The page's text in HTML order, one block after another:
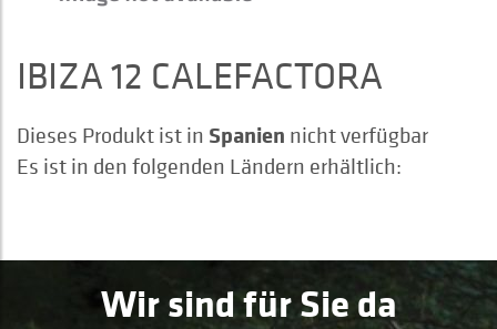
IBIZA 12 CALEFACTORA
Dieses Produkt ist in Spanien nicht verfügbar
Es ist in den folgenden Ländern erhältlich:
Wir sind für Sie da